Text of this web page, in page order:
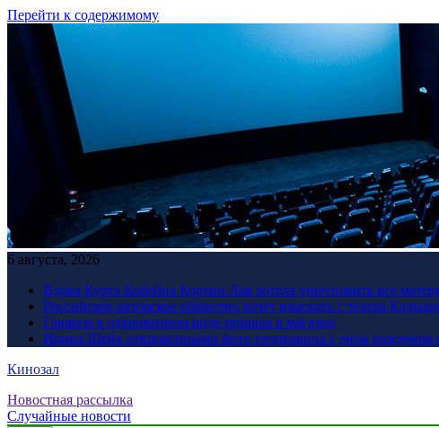
Перейти к содержимому
6 августа, 2026
Вдова Курта Кобейна Кортни Лав хотела уничтожить все
Российское авторское общество хочет взыскать с театра
Глюкоза в откровенном виде пришла в магазин
Ирина Шейк откровенными фото поздравила с днем рождения
Кинозал
Новостная рассылка
Случайные новости